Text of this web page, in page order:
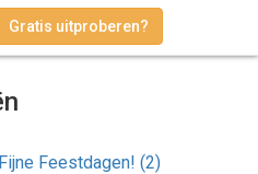
Gratis uitproberen?
Feestdagen! (2)